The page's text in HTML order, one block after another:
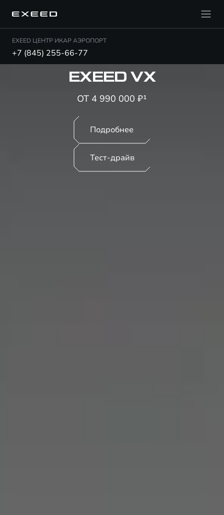
EXEED ЦЕНТР ИКАР АЭРОПОРТ
+7 (845) 255-66-77
EXEED VX
ОТ 4 990 000 ₽¹
Подробнее
Тест-драйв